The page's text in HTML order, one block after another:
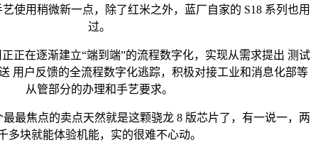
使用稍微新一点，除了红米之外，蓝厂自家的 S18 系列也用
过。
在逐渐建立“端到端”的流程数字化，实现从需求提出 测试
用户反馈的全流程数字化逃踪，积极对接工业和消息化部等
从管部分的办理和手艺要求。
焦点的卖点天然就是这颗骁龙 8 版芯片了，有一说一，两
多块就能体验机能，实的很难不心动。